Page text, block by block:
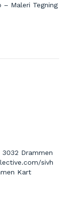
Maleri Tegning
Drammen
sivh
Kart